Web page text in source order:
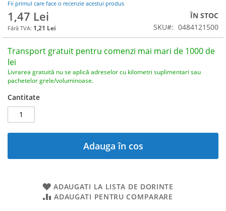
Fii primul care face o recenzie acestui produs
1,47 Lei
1,21 Lei
ÎN STOC
SKU
0484121500
Transport gratuit pentru comenzi mai mari de 1000 de
lei
Livrarea gratuită nu se aplică adreselor cu kilometri suplimentari sau
pachetelor grele/voluminoase.
Cantitate
Adauga în cos
ADAUGATI LA LISTA DE DORINTE
ADAUGATI PENTRU COMPARARE
images
gallery